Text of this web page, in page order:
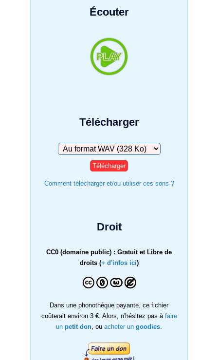
Écouter
Télécharger
Télécharger
Comment télécharger et/ou utiliser ces sons ?
Droit
CC0 (domaine public) : Gratuit et Libre de
droits (+ d'infos ici)
Dans une phonothèque payante, ce fichier
coûterait environ 3 €. Alors, n'hésitez pas à faire
un petit don , ou acheter un goodies